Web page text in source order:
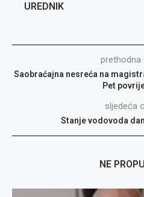
UREDNIK
prethodna
Saobraćajna nesreća na
Pet
sljedeća
Stanje vodovoda
NE